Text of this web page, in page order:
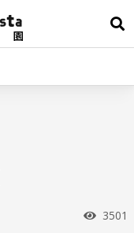
展
瀏覽
3501